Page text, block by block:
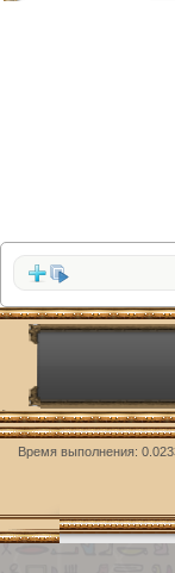
Время выполнения: